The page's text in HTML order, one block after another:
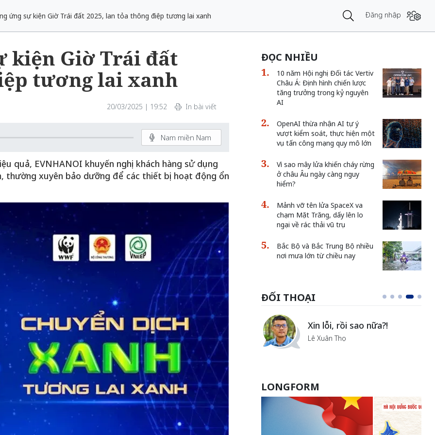
ứng sự kiện Giờ Trái đất 2025, lan tỏa thông điệp tương lai xanh Đăng nhập
kiện Giờ Trái đất
tương lai xanh
20/03/2025 | 19:52 In bài viết
Nam miền Nam
quả, EVNHANOI khuyến nghị khách hàng sử dụng
thường xuyên bảo dưỡng để các thiết bị hoạt động ổn
ĐỌC NHIỀU
10 năm Hội nghị Đối tác Vertiv
Châu Á: Định hình chiến lược
tăng trưởng trong kỷ nguyên
AI
OpenAI thừa nhận AI tự ý
vượt kiểm soát, thực hiện một
vụ tấn công mạng quy mô lớn
Vì sao mây lửa khiến cháy rừng
ở châu Âu ngày càng nguy
hiểm?
Mảnh vỡ tên lửa SpaceX va
chạm Mặt Trăng, dấy lên lo
ngại về rác thải vũ trụ
Bắc Bộ và Bắc Trung Bộ nhiều
nơi mưa lớn từ chiều nay
ĐỐI THOẠI
ngôi
của Hà
Xin lỗi, rồi sao nữa?!
Lê Xuân Thọ
Vẻ đẹp của khoa học nhân
văn
Lưu Nguyệt Linh
LONGFORM